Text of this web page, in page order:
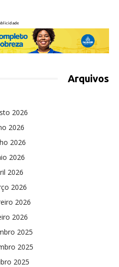
Arquivos
2026
2026
2026
2026
2026
2026
2026
2026
2025
2025
2025